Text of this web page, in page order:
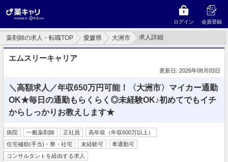
ログイン 会員登録
薬剤師の求人・転職TOP 愛媛県 大洲市 求人詳細
エムスリーキャリア
更新日: 2026年08月03日
＼高額求人／年収650万円可能！〈大洲市〉マイカー通勤
OK★毎日の通勤もらくらく◎未経験OK♪初めてでもイチ
からしっかりお教えします★
病院 一般薬剤師 正社員
高年収（年収600万以上）
住宅補助(手当)・寮・社宅
未経験可
車通勤可
コンサルタントを経由する求人